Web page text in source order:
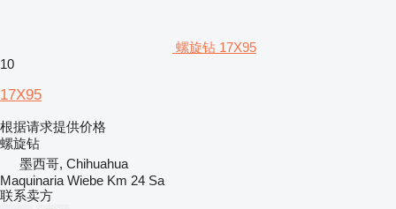
螺旋钻 17X95
10
17X95
根据请求提供价格
螺旋钻
墨西哥, Chihuahua
Maquinaria Wiebe Km 24 Sa
联系卖方